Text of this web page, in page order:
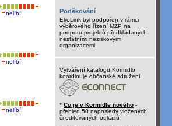
nelíbí
nelíbí
nelíbí
Poděkování
EkoLink byl podpořen v rámci
výběrového řízení MŽP na
podporu projektů předkládaných
nestátními neziskovými
organizacemi.
Vytváření katalogu Kormidlo
koordinuje občanské sdružení
* Co je v Kormidle nového -
přehled 50 naposledy vložených
či editovaných odkazů